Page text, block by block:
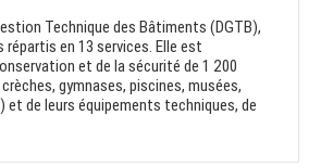
Technique des Bâtiments (DGTB),
en 13 services. Elle est
et de la sécurité de 1 200
gymnases, piscines, musées,
et de leurs équipements techniques, de